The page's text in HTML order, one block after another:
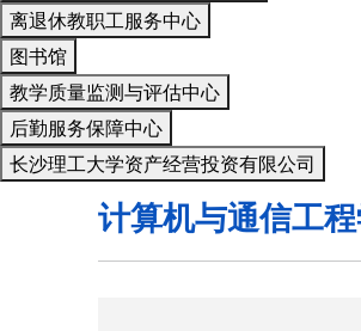
离退休教职工服务中心
图书馆
教学质量监测与评估中心
后勤服务保障中心
长沙理工大学资产经营投资有限公司
计算机与通信工